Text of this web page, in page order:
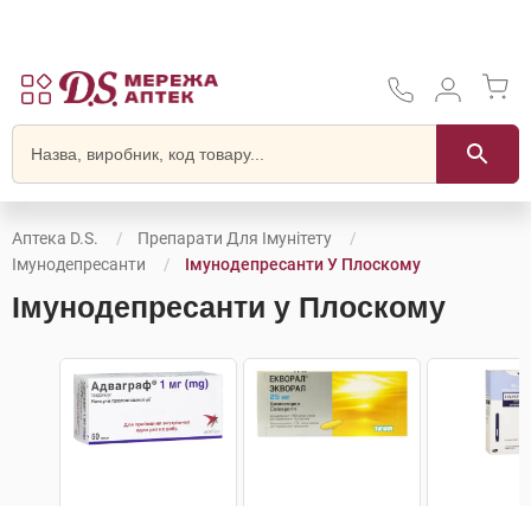
Аптека D.S.
Препарати Для Імунітету
Імунодепресанти
Імунодепресанти У Плоскому
Імунодепресанти у Плоскому